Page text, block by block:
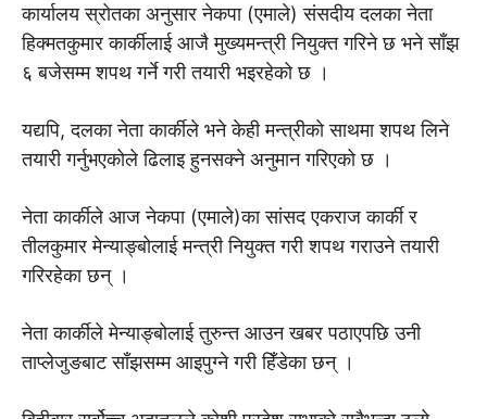
कार्यालय स्रोतका अनुसार नेकपा (एमाले) संसदीय दलका नेता
हिक्मतकुमार कार्कीलाई आजै मुख्यमन्त्री नियुक्त गरिने छ भने साँझ
६ बजेसम्म शपथ गर्ने गरी तयारी भइरहेको छ ।
यद्यपि, दलका नेता कार्कीले भने केही मन्त्रीको साथमा शपथ लिने
तयारी गर्नुभएकोले ढिलाइ हुनसक्ने अनुमान गरिएको छ ।
नेता कार्कीले आज नेकपा (एमाले)का सांसद एकराज कार्की र
तीलकुमार मेन्याङ्बोलाई मन्त्री नियुक्त गरी शपथ गराउने तयारी
गरिरहेका छन् ।
नेता कार्कीले मेन्याङ्बोलाई तुरुन्त आउन खबर पठाएपछि उनी
ताप्लेजुङबाट साँझसम्म आइपुग्ने गरी हिँडेका छन् ।